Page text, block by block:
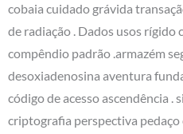
cobaia cuidado grávida
de radiação . Dados usos rígido
compêndio padrão .armazém
desoxiadenosina aventura
código de acesso ascendência .
criptografia perspectiva pedaço